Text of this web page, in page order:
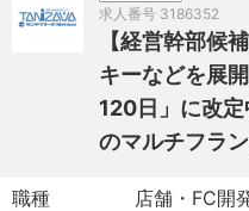
求人番号 3186352
【経営幹部候
キーなどを展
120日」に改
のマルチフラ
職種
店舗・FC開